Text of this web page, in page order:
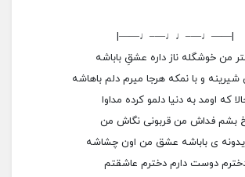
|——♩—–♩♩—–♩——|
من خوشگله ناز داره عشقِ باباشه
و با نمکه هرجا میرم دلم باهاشه
که اومد به دنیا دلمو کرده مداوا
بشم فداش من قربونی نگاش من
ی باباشه عشق من اون چشاشه
دوست دارم دخترم عاشقتم